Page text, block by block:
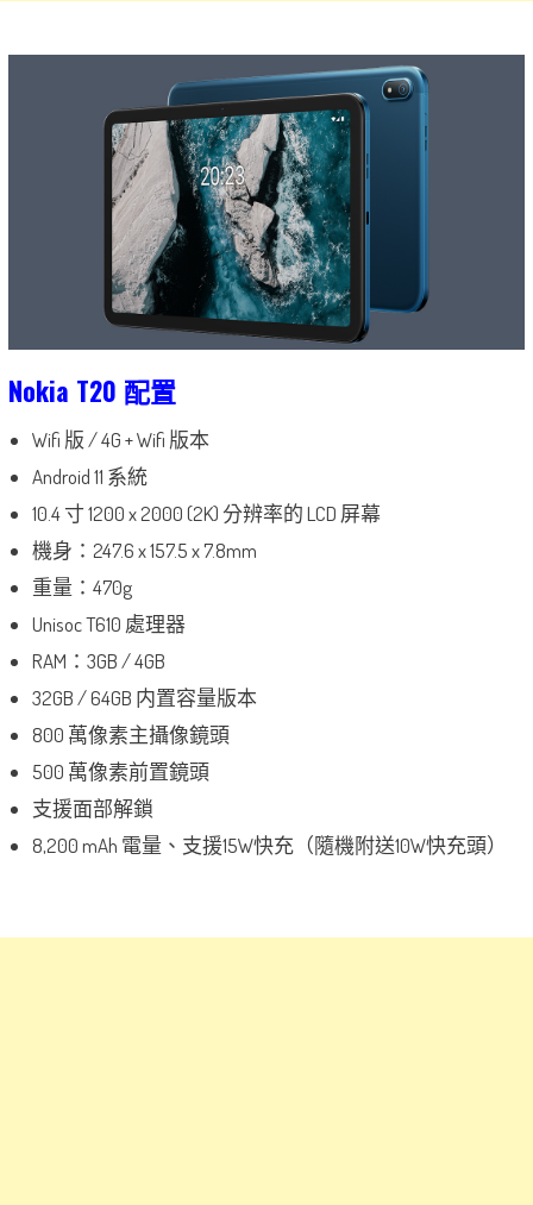
Nokia T20 配置
Wifi 版 / 4G + Wifi 版本
Android 11 系統
10.4 寸 1200 x 2000 (2K) 分辨率的 LCD 屏幕
機身：247.6 x 157.5 x 7.8mm
重量：470g
Unisoc T610 處理器
RAM：3GB / 4GB
32GB / 64GB 内置容量版本
800 萬像素主攝像鏡頭
500 萬像素前置鏡頭
支援面部解鎖
8,200 mAh 電量、支援15W快充（隨機附送10W快充頭）